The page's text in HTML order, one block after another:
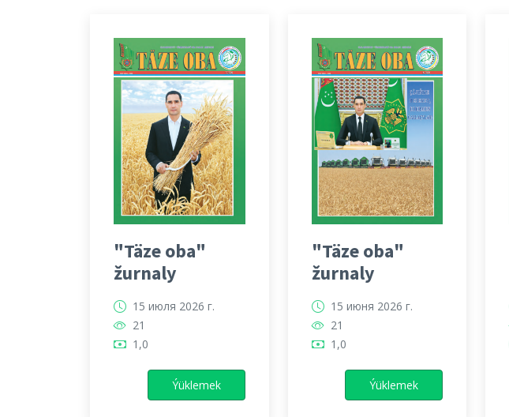
"Täze oba"
žurnaly
15 июля 2026 г.
21
1,0
Ýüklemek
"Täze oba"
žurnaly
15 июня 2026 г.
21
1,0
Ýüklemek